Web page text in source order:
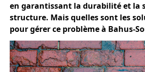
en garantissant la durabilité et la
structure. Mais quelles sont les
pour gérer ce problème à Bahus-